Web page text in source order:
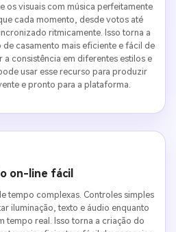
os visuais com música perfeitamente
cada momento, desde votos até
ritmicamente. Isso torna a
casamento mais eficiente e fácil de
a consistência em diferentes estilos e
usar esse recurso para produzir
e pronto para a plataforma.
on-line fácil
tempo complexas. Controles simples
iluminação, texto e áudio enquanto
tempo real. Isso torna a criação do